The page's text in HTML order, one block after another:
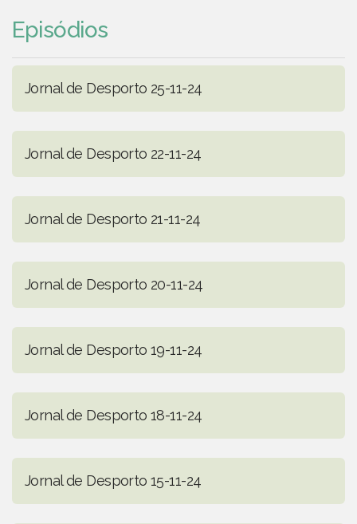
Episódios
Jornal de Desporto 25-11-24
Jornal de Desporto 22-11-24
Jornal de Desporto 21-11-24
Jornal de Desporto 20-11-24
Jornal de Desporto 19-11-24
Jornal de Desporto 18-11-24
Jornal de Desporto 15-11-24